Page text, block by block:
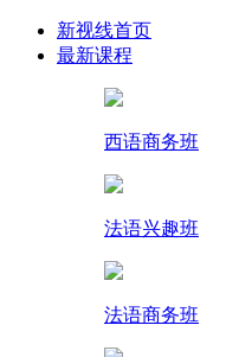
新视线首页
最新课程
西语商务班
法语兴趣班
法语商务班